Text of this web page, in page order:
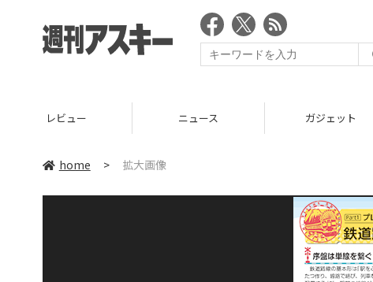
レビュー ニュース ガジェット
home > 拡大画像